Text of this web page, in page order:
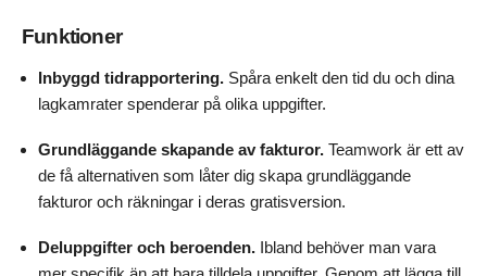
Funktioner
Inbyggd tidrapportering. Spåra enkelt den tid du och dina
lagkamrater spenderar på olika uppgifter.
Grundläggande skapande av fakturor. Teamwork är ett av
de få alternativen som låter dig skapa grundläggande
fakturor och räkningar i deras gratisversion.
Deluppgifter och beroenden. Ibland behöver man vara